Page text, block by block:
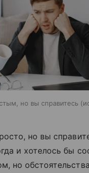
но вы справитесь
но вы
и хотелось бы
но